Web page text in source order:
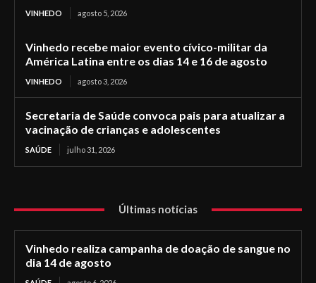
VINHEDO agosto 5, 2026
Vinhedo recebe maior evento cívico-militar da
América Latina entre os dias 14 e 16 de agosto
VINHEDO agosto 3, 2026
Secretaria de Saúde convoca pais para atualizar a
vacinação de crianças e adolescentes
SAÚDE julho 31, 2026
Últimas notícias
Vinhedo realiza campanha de doação de sangue no
dia 14 de agosto